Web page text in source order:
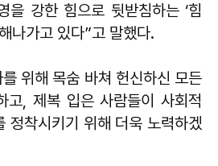
을 강한 힘으로 뒷받침하는 ‘힘
나가고 있다”고 말했다.
위해 목숨 바쳐 헌신하신 모든
고, 제복 입은 사람들이 사회적
정착시키기 위해 더욱 노력하겠